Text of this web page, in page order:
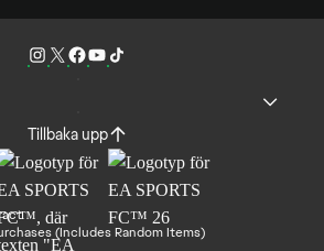
Tillbaka upp
(Includes Random Items)